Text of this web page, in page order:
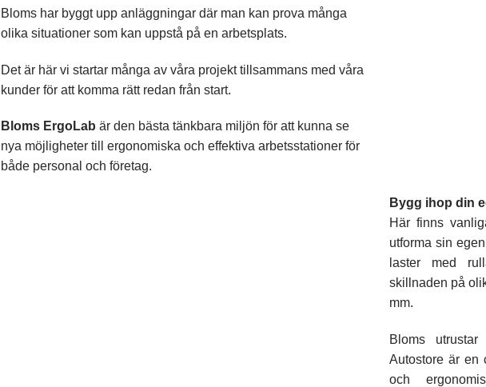
Bloms har byggt upp anläggningar där man kan prova många
olika situationer som kan uppstå på en arbetsplats.
Det är här vi startar många av våra projekt tillsammans med våra
kunder för att komma rätt redan från start.
Bloms ErgoLab är den bästa tänkbara miljön för att kunna se
nya möjligheter till ergonomiska och effektiva arbetsstationer för
både personal och företag.
Bygg ihop din
Här finns
utforma sin
laster med
skillnaden på
mm.
Bloms utrustar
Autostore är en
och